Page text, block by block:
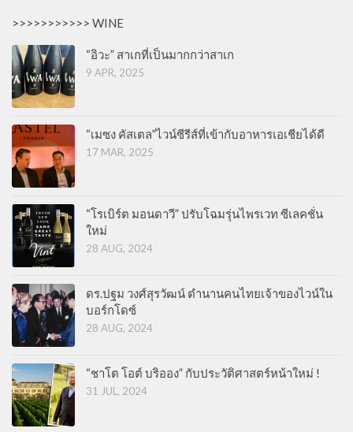
>>>>>>>>>>> WINE
“อิวะ” สาเกที่เป็นมากกว่าสาเก
9 APR, 2025
“เมซง คัสเตล”ไวน์ซีรีส์ที่เข้ากับอาหารเอเชียได้ดี
17 MAR, 2025
“โรเบิร์ต มอนดาวี” ปรับโฉมรุ่นไพรเวท ซีเลคชั่น
ใหม่
28 AUG, 2024
ดร.ปฐม วงศ์สุรวัฒน์ ตำนานคนไทยเจ้าของไวน์ใน
บอร์กโดซ์
28 AUG, 2024
“ชาโต โอต์ บริออง” กับประวัติศาสตร์หน้าใหม่ !
31 JUL, 2024